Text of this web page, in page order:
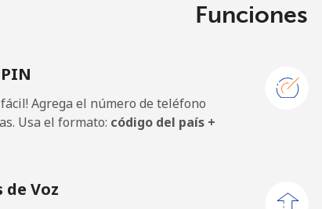
Funciones
Agrega el número de teléfono
Usa el formato: código del país +
Voz